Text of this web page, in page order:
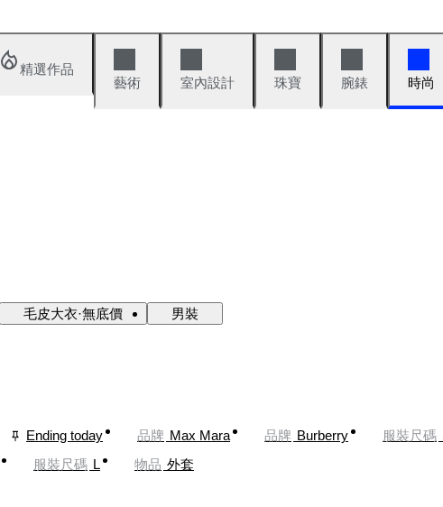
精選作品
藝術
室內設計 珠寶 腕錶 時尚
毛皮大衣·無底價 男裝
Ending today 品牌 Max Mara 品牌 Burberry 服裝尺碼
服裝尺碼 L 物品 外套